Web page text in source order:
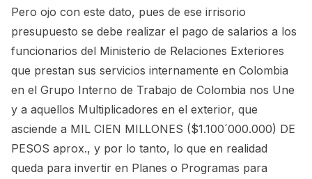
Pero ojo con este dato, pues de ese irrisorio
presupuesto se debe realizar el pago de salarios a los
funcionarios del Ministerio de Relaciones Exteriores
que prestan sus servicios internamente en Colombia
en el Grupo Interno de Trabajo de Colombia nos Une
y a aquellos Multiplicadores en el exterior, que
asciende a MIL CIEN MILLONES ($1.100´000.000) DE
PESOS aprox., y por lo tanto, lo que en realidad
queda para invertir en Planes o Programas para